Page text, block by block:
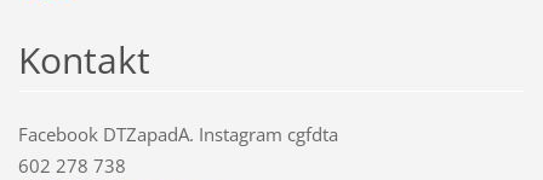
Kontakt
Facebook DTZapadA. Instagram cgfdta
602 278 738